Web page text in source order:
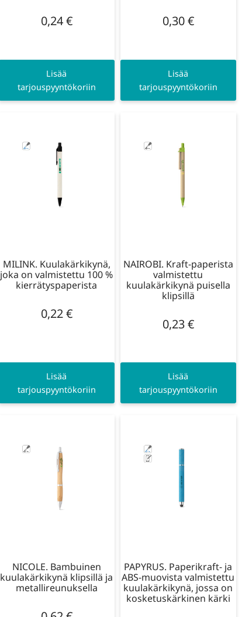
0,24€
Lisää
tarjouspyyntökoriin
0,30€
Lisää
tarjouspyyntökoriin
MILINK. Kuulakärkikynä,
joka on valmistettu 100 %
kierrätyspaperista
0,22€
Lisää
tarjouspyyntökoriin
NAIROBI. Kraft-paperista
valmistettu
kuulakärkikynä puisella
klipsillä
0,23€
Lisää
tarjouspyyntökoriin
NICOLE. Bambuinen
kuulakärkikynä klipsillä ja
metallireunuksella
PAPYRUS. Paperikraft- ja
ABS-muovista valmistettu
kuulakärkikynä, jossa on
kosketuskärkinen kärki